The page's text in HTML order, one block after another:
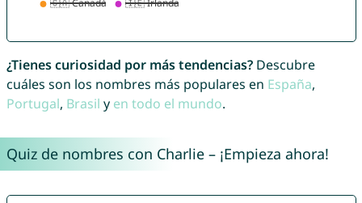
¿Tienes curiosidad por más tendencias?Descubre
cuáles son los nombres más populares en España,
Portugal, Brasil y en todo el mundo.
Quiz de nombres con Charlie – ¡Empieza ahora!